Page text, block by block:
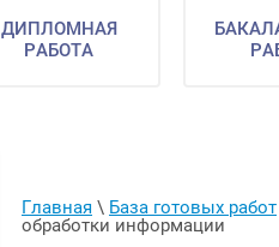
ДИПЛОМНАЯ
РАБОТА
Главная \ База готовых работ
обработки информации